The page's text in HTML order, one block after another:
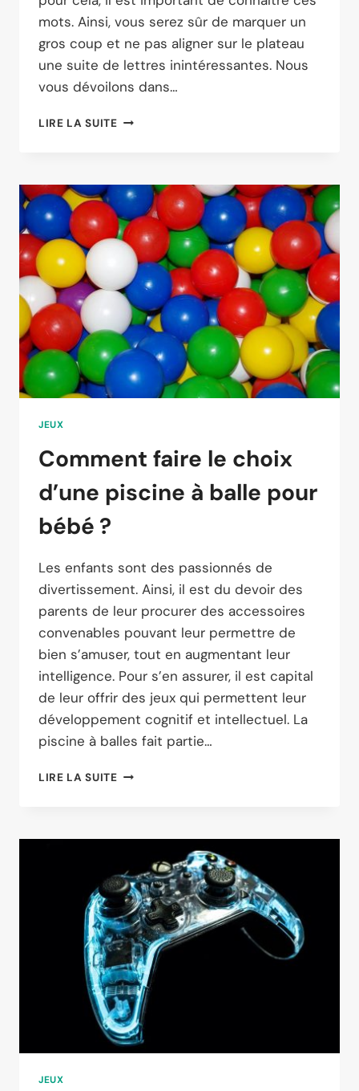
mots. Ainsi, vous serez sûr de marquer un
gros coup et ne pas aligner sur le plateau
une suite de lettres inintéressantes. Nous
vous dévoilons dans…
LIRE LA SUITECOMMENT
QUI
RAPPORTENT
PLUS
AU
SCRABBLE ?
JEUX
Comment faire le choix
d’une piscine à balle pour
bébé ?
Les enfants sont des passionnés de
divertissement. Ainsi, il est du devoir des
parents de leur procurer des accessoires
convenables pouvant leur permettre de
bien s’amuser, tout en augmentant leur
intelligence. Pour s’en assurer, il est capital
de leur offrir des jeux qui permettent leur
développement cognitif et intellectuel. La
piscine à balles fait partie…
LIRE LA SUITECOMMENT
D’UNE
À
BALLE
POUR
BÉBÉ ?
JEUX